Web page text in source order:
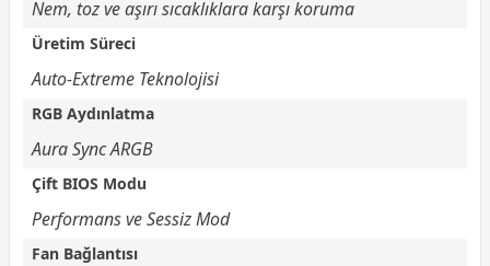
Nem, toz ve aşırı sıcaklıklara karşı koruma
Üretim Süreci
Auto-Extreme Teknolojisi
RGB Aydınlatma
Aura Sync ARGB
Çift BIOS Modu
Performans ve Sessiz Mod
Fan Bağlantısı